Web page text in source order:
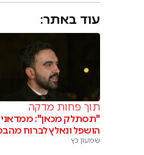
עוד באתר:
תוך פחות מדקה
"תסתלק מכאן": ממדאני
הושפל ונאלץ לברוח
שמעון כץ